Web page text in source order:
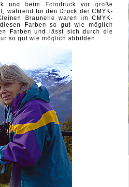
und beim Fotodruck vor große
während für den Druck der CMYK-
Braunelle waren im CMYK-
Farben so gut wie möglich
Farben und lässt sich durch die
so gut wie möglich abbilden.